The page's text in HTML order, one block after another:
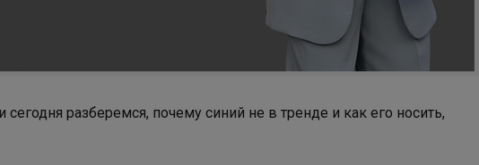
разберемся, почему синий не в тренде и как его носить,